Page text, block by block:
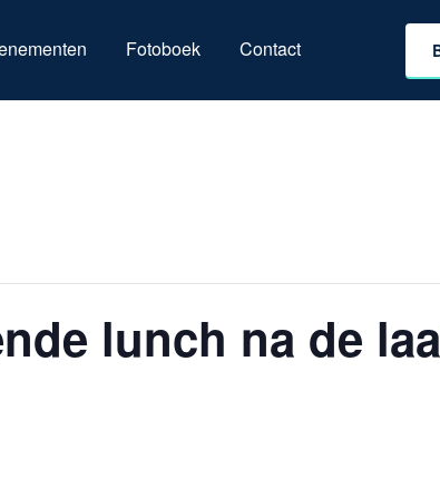
Fotoboek Contact
lunch na de